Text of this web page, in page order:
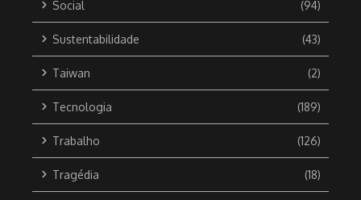
Social (94)
Sustentabilidade (43)
Taiwan (2)
Tecnologia (189)
Trabalho (126)
Tragédia (18)